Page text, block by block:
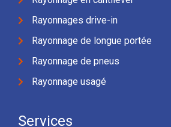
Rayonnages drive-in
Rayonnage de longue portée
Rayonnage de pneus
Rayonnage usagé
Services